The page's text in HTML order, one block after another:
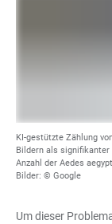
KI-gestützte Zählung
Bildern als
Anzahl der Aedes
Bilder: © Google
Um dieser